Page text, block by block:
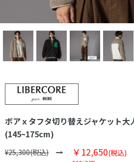
ボアｘタフタ切り替えジャケット大
(145~175cm)
¥25,300(税込) ￥12,650(税込)